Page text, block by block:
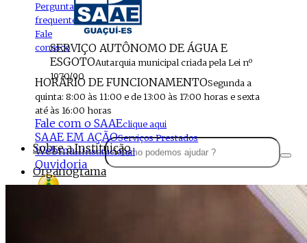
Perguntas
frequentes
Fale
conosco
SERVIÇO AUTÔNOMO DE ÁGUA E
ESGOTOAutarquia municipal criada pela Lei nº
1970/90
HORÁRIO DE FUNCIONAMENTOSegunda a
quinta: 8:00 às 11:00 e de 13:00 às 17:00 horas e sexta
até às 16:00 horas
Fale com o SAAEclique aqui
SAAE EM AÇÃOServiços Prestados
WebmailInstitucional
Ouvidoria
Sobre a Instituição
Organograma